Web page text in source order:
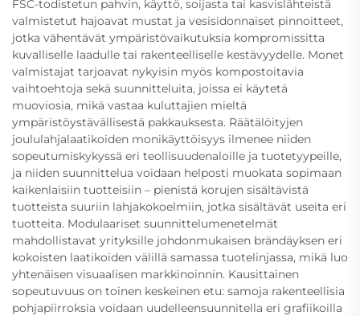
FSC-todistetun pahvin, käyttö, soijasta tai kasvislähteistä
valmistetut hajoavat mustat ja vesisidonnaiset pinnoitteet,
jotka vähentävät ympäristövaikutuksia kompromissitta
kuvalliselle laadulle tai rakenteelliselle kestävyydelle. Monet
valmistajat tarjoavat nykyisin myös kompostoitavia
vaihtoehtoja sekä suunnitteluita, joissa ei käytetä
muoviosia, mikä vastaa kuluttajien mieltä
ympäristöystävällisestä pakkauksesta. Räätälöityjen
joululahjalaatikoiden monikäyttöisyys ilmenee niiden
sopeutumiskykyssä eri teollisuudenaloille ja tuotetyypeille,
ja niiden suunnittelua voidaan helposti muokata sopimaan
kaikenlaisiin tuotteisiin – pienistä korujen sisältävistä
tuotteista suuriin lahjakokoelmiin, jotka sisältävät useita eri
tuotteita. Modulaariset suunnittelumenetelmät
mahdollistavat yrityksille johdonmukaisen brändäyksen eri
kokoisten laatikoiden välillä samassa tuotelinjassa, mikä luo
yhtenäisen visuaalisen markkinoinnin. Kausittainen
sopeutuvuus on toinen keskeinen etu: samoja rakenteellisia
pohjapiirroksia voidaan uudelleensuunnitella eri grafiikoilla